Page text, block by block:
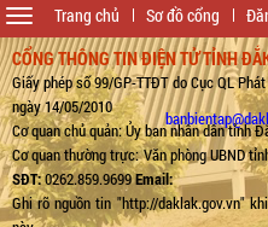
Trang chủ Sơ đồ cổng
Toggle
navigation
CỔNG THÔNG TIN ĐIỆN TỬ TỈNH
Giấy phép số 99/GP-TTĐT do Cục QL
ngày 14/05/2010
Cơ quan chủ quản: Ủy ban nhân dân tỉnh
Cơ quan thường trực: Văn phòng UBND
SĐT:0262.859.9699Email:
Ghi rõ nguồn tin "http://daklak.gov.vn"